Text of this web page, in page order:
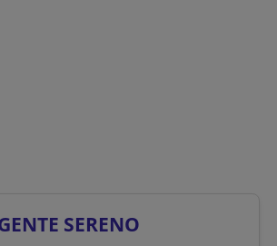
SERENO